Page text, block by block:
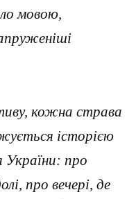
мовою,
кожна страва
історією
України: про
про вечері, де